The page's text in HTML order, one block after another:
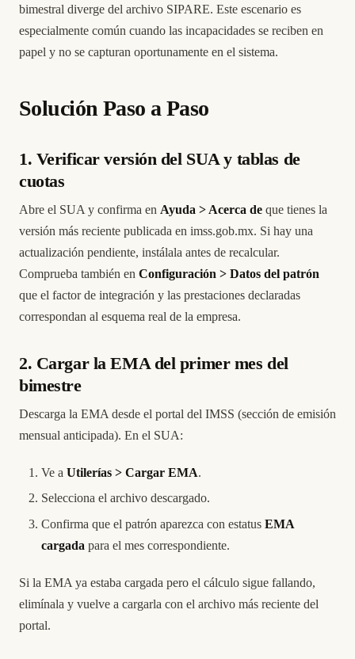
bimestral diverge del archivo SIPARE. Este escenario es
especialmente común cuando las incapacidades se reciben en
papel y no se capturan oportunamente en el sistema.
Solución Paso a Paso
1. Verificar versión del SUA y tablas de
cuotas
Abre el SUA y confirma en Ayuda > Acerca de que tienes la
versión más reciente publicada en imss.gob.mx. Si hay una
actualización pendiente, instálala antes de recalcular.
Comprueba también en Configuración > Datos del patrón
que el factor de integración y las prestaciones declaradas
correspondan al esquema real de la empresa.
2. Cargar la EMA del primer mes del
bimestre
Descarga la EMA desde el portal del IMSS (sección de emisión
mensual anticipada). En el SUA:
Ve a Utilerías > Cargar EMA.
Selecciona el archivo descargado.
Confirma que el patrón aparezca con estatus EMA
cargada para el mes correspondiente.
Si la EMA ya estaba cargada pero el cálculo sigue fallando,
elimínala y vuelve a cargarla con el archivo más reciente del
portal.